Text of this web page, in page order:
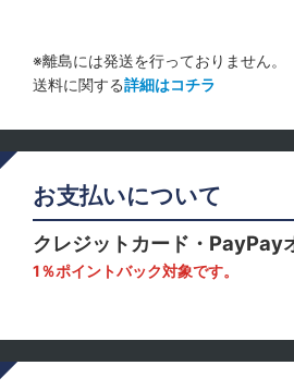
※離島には発送を行っておりません。
送料に関する詳細はコチラ
お支払いについて
クレジットカード・PayPay
1％ポイントバック対象です。